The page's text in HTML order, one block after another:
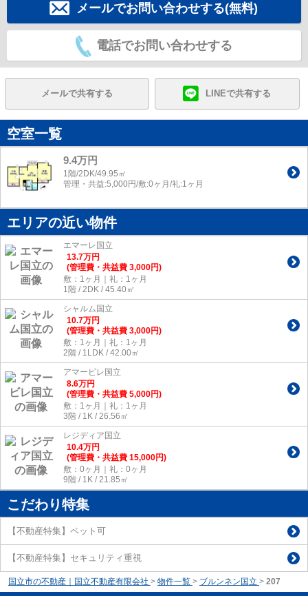
メールでお問い合わせする(無料)
電話でお問い合わせする
メールで共有する LINEで共有する
空室一覧
9.4万円
1階/2DK/49.95㎡
管理・共益:5,000円/敷:0ヶ月/礼:1ヶ月
エリアの近い物件
エマーレ国立
13.7万円
(管理費・共益費 3,000円)
敷：1ヶ月｜礼：1ヶ月
1階 / 2DK / 45.40㎡
シャルム国立
10.7万円
(管理費・共益費 3,000円)
敷：1ヶ月｜礼：1ヶ月
2階 / 1LDK / 42.00㎡
アマービレ国立
8.6万円
(管理費・共益費 5,000円)
敷：1ヶ月｜礼：1ヶ月
3階 / 1K / 26.56㎡
レジディア国立
10.4万円
(管理費・共益費 15,000円)
敷：0ヶ月｜礼：0ヶ月
9階 / 1K / 21.85㎡
こだわり特集
【不動産特集】ペット可
【不動産特集】セキュリティ重視
国立市の不動産｜国立不動産有限会社 > 物件一覧 > ブルンネン国立 > 207